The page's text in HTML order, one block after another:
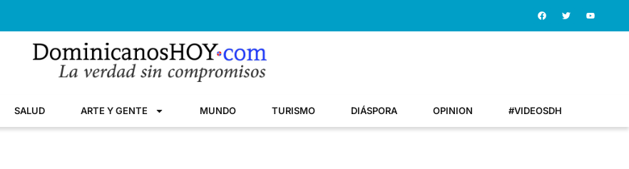
SALUD ARTE Y GENTE MUNDO TURISMO DIÁSPORA OPINION #VIDEOSDH